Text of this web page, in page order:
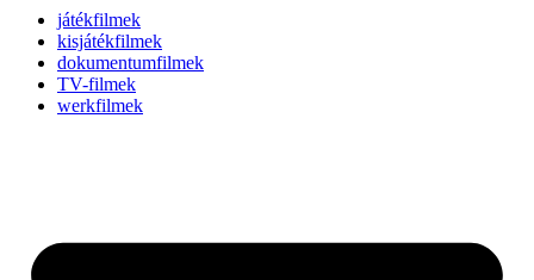
játékfilmek
kisjátékfilmek
dokumentumfilmek
TV-filmek
werkfilmek